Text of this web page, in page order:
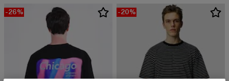
-26% -20%